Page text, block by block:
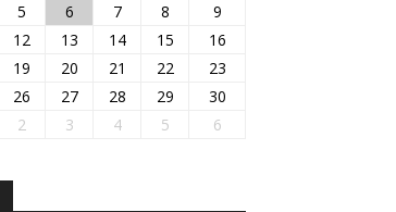
5 6 7 8
9
12 13 14 15
16
19 20 21 22
23
26 27 28 29
30
2 3 4 5 6